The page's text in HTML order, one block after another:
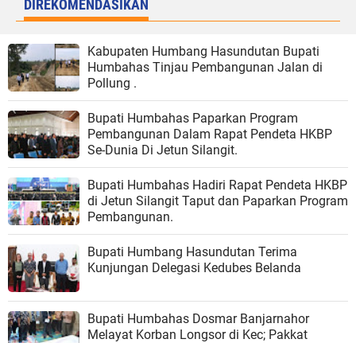
DIREKOMENDASIKAN
Kabupaten Humbang Hasundutan Bupati
Humbahas Tinjau Pembangunan Jalan di
Pollung .
Bupati Humbahas Paparkan Program
Pembangunan Dalam Rapat Pendeta HKBP
Se-Dunia Di Jetun Silangit.
Bupati Humbahas Hadiri Rapat Pendeta HKBP
di Jetun Silangit Taput dan Paparkan Program
Pembangunan.
Bupati Humbang Hasundutan Terima
Kunjungan Delegasi Kedubes Belanda
Bupati Humbahas Dosmar Banjarnahor
Melayat Korban Longsor di Kec; Pakkat